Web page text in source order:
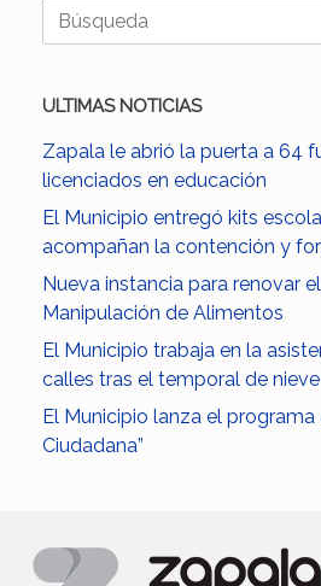
Buscar:
ULTIMAS NOTICIAS
Zapala le abrió la puerta a 64
licenciados en educación
El Municipio entregó kits
acompañan la contención y
Nueva instancia para renovar
Manipulación de Alimentos
El Municipio trabaja en la
calles tras el temporal de nieve
El Municipio lanza el programa
Ciudadana”